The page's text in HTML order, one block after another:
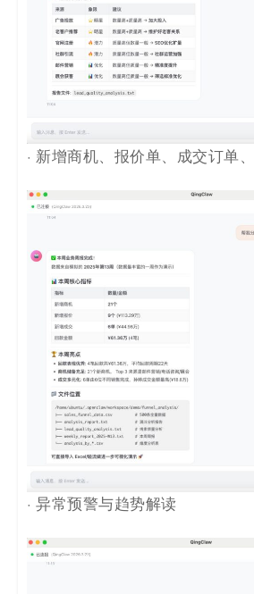
· 新增商机、报价单、成交订单
· 异常预警与趋势解读